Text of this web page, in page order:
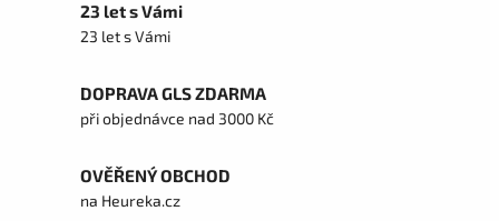
23 let s Vámi
23 let s Vámi
DOPRAVA GLS ZDARMA
při objednávce nad 3000 Kč
OVĚŘENÝ OBCHOD
na Heureka.cz